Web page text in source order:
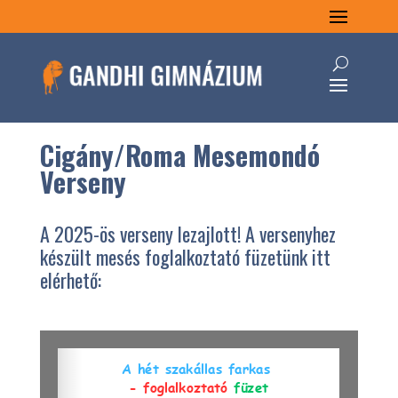
Cigány/Roma Mesemondó
Verseny
A 2025-ös verseny lezajlott! A versenyhez
készült mesés foglalkoztató füzetünk itt
elérhető: